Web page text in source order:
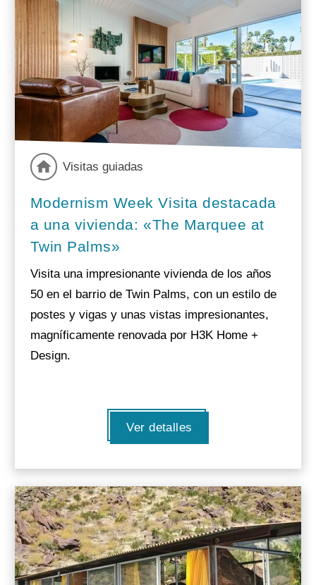
Visitas guiadas
Modernism Week Visita destacada
a una vivienda: «The Marquee at
Twin Palms»
Visita una impresionante vivienda de los años
50 en el barrio de Twin Palms, con un estilo de
postes y vigas y unas vistas impresionantes,
magníficamente renovada por H3K Home +
Design.
Ver detalles